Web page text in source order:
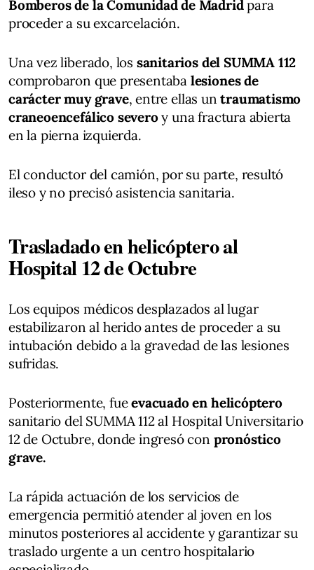
Bomberos de la Comunidad de Madridpara
proceder a su excarcelación.
Una vez liberado, los sanitarios del SUMMA 112
comprobaron que presentaba lesiones de
carácter muy grave, entre ellas untraumatismo
craneoencefálico severoy una fractura abierta
en la pierna izquierda.
El conductor del camión, por su parte, resultó
ileso y no precisó asistencia sanitaria.
Trasladado en helicóptero al
Hospital 12 de Octubre
Los equipos médicos desplazados al lugar
estabilizaron al herido antes de proceder a su
intubación debido a la gravedad de las lesiones
sufridas.
Posteriormente, fueevacuado en helicóptero
sanitario del SUMMA 112 al Hospital Universitario
12 de Octubre, donde ingresó con pronóstico
grave.
La rápida actuación de los servicios de
emergencia permitió atender al joven en los
minutos posteriores al accidente y garantizar su
traslado urgente a un centro hospitalario